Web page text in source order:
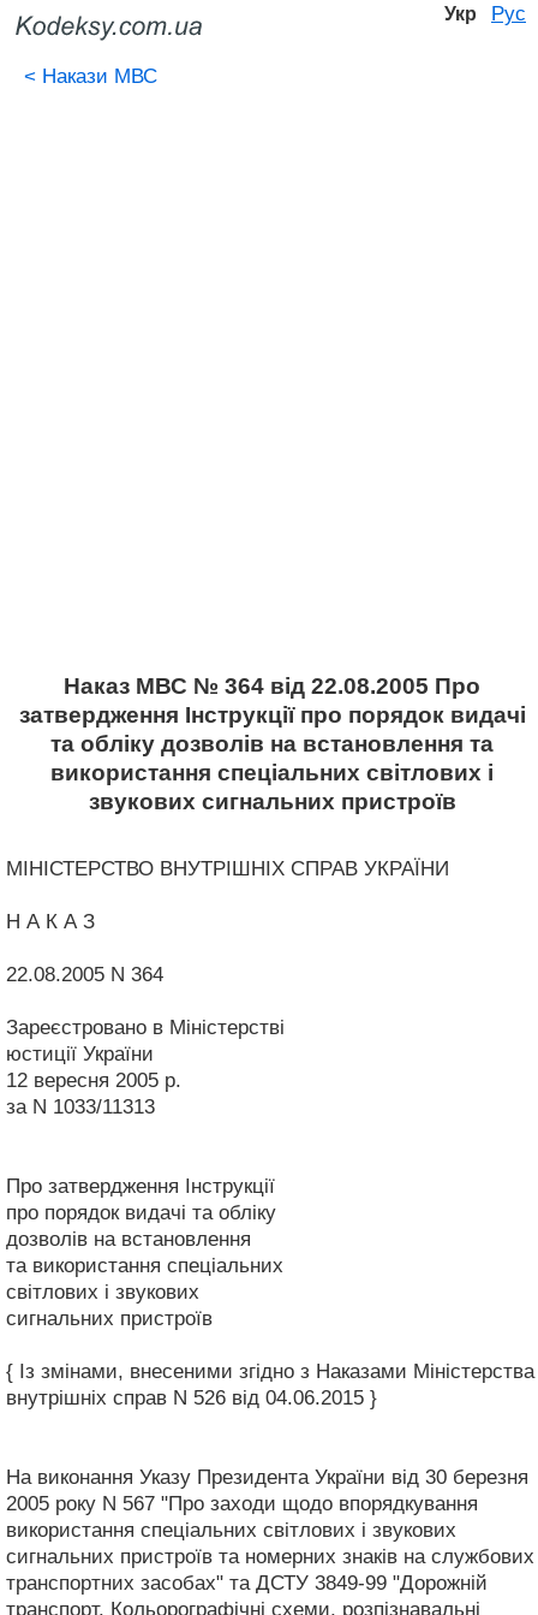
Укр Рус
< Накази МВС
Наказ МВС № 364 від 22.08.2005 Про
затвердження Інструкції про порядок видачі
та обліку дозволів на встановлення та
використання спеціальних світлових і
звукових сигнальних пристроїв
МІНІСТЕРСТВО ВНУТРІШНІХ СПРАВ УКРАЇНИ
Н А К А З
22.08.2005 N 364
Зареєстровано в Міністерстві
юстиції України
12 вересня 2005 р.
за N 1033/11313
Про затвердження Інструкції
про порядок видачі та обліку
дозволів на встановлення
та використання спеціальних
світлових і звукових
сигнальних пристроїв
{ Із змінами, внесеними згідно з Наказами Міністерства
внутрішніх справ N 526 від 04.06.2015 }
На виконання Указу Президента України від 30 березня
2005 року N 567 "Про заходи щодо впорядкування
використання спеціальних світлових і звукових
сигнальних пристроїв та номерних знаків на службових
транспортних засобах" та ДСТУ 3849-99 "Дорожній
транспорт. Кольорографічні схеми, розпізнавальні